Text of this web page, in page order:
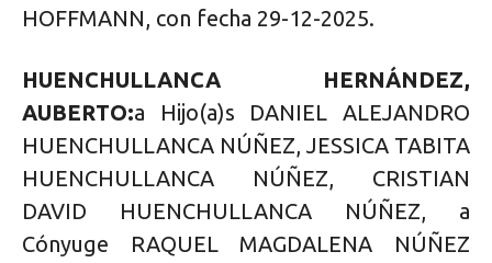
HOFFMANN, con fecha 29-12-2025.
HUENCHULLANCA HERNÁNDEZ,
AUBERTO:a Hijo(a)s DANIEL ALEJANDRO
HUENCHULLANCA NÚÑEZ, JESSICA TABITA
HUENCHULLANCA NÚÑEZ, CRISTIAN
DAVID HUENCHULLANCA NÚÑEZ, a
Cónyuge RAQUEL MAGDALENA NÚÑEZ